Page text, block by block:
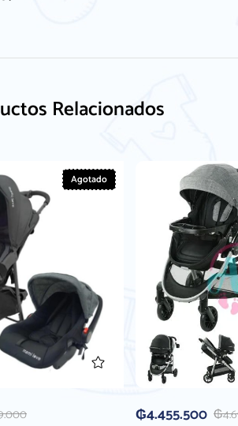
Relacionados
Agotado
₲
₲4.455.500